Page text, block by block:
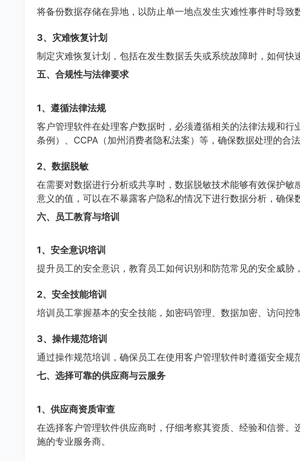
将备份数据存储在异地，以防止单一地点发生灾难性事件时导致
3、灾难恢复计划
制定灾难恢复计划，包括在发生数据丢失或系统故障时，如何快
五、合规性与法律要求
1、遵循法律法规
客户管理软件在处理客户数据时，必须遵循相关的法律法规和行
条例）、CCPA（加州消费者隐私法案）等，确保数据处理的合法
2、数据脱敏
在需要对数据进行分析或共享时，数据脱敏技术能够有效保护敏
意义的值，可以在不暴露客户隐私的情况下进行数据分析，确保
六、员工教育与培训
1、安全意识培训
提升员工的安全意识，教育员工如何识别和防范常见的安全威胁
2、安全技能培训
培训员工掌握基本的安全技能，如密码管理、数据加密、访问控
3、操作规范培训
通过操作规范培训，确保员工在使用客户管理软件时遵循安全规
七、选择可靠的供应商与云服务
1、供应商资质审查
在选择客户管理软件供应商时，仔细考察其资质、经验和信誉。
施的专业服务商。